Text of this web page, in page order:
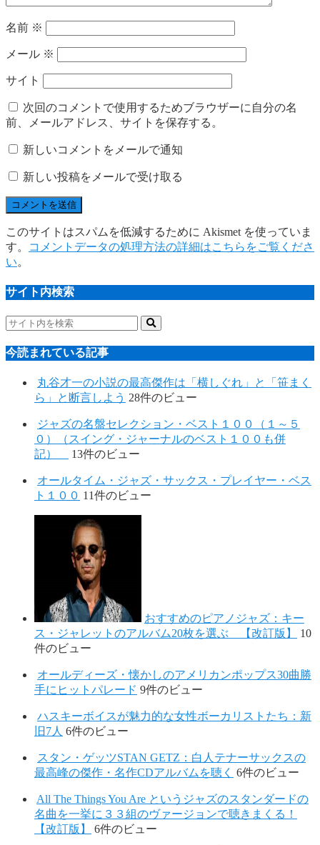
名前 ※
メール ※
サイト
次回のコメントで使用するためブラウザーに自分の名
前、メールアドレス、サイトを保存する。
新しいコメントをメールで通知
新しい投稿をメールで受け取る
このサイトはスパムを低減するために Akismet を使っていま
す。
コメントデータの処理方法の詳細はこちらをご覧くださ
い。
サイト内検索
今読まれている記事
丸谷才一の小説の最高傑作は「横しぐれ」と「笹まく
ら」と断言しよう 28件のビュー
ジャズの名盤セレクション・ベスト１００（１～５
０）（スイング・ジャーナルのベスト１００も併
記）
13件のビュー
オールタイム・ジャズ・サックス・プレイヤー・ベス
ト１００ 11件のビュー
おすすめのピアノジャズ：キー
ス・ジャレットのアルバム20枚を選ぶ 【改訂版】
10
件のビュー
オールディーズ・懐かしのアメリカンポップス30曲勝
手にヒットパレード 9件のビュー
ハスキーボイスが魅力的な女性ボーカリストたち：新
旧7人 6件のビュー
スタン・ゲッツSTAN GETZ：白人テナーサックスの
最高峰の傑作・名作CDアルバムを聴く 6件のビュー
All The Things You Are というジャズのスタンダードの
名曲を一挙に３３組のヴァージョンで聴きまくる！
【改訂版】
6件のビュー